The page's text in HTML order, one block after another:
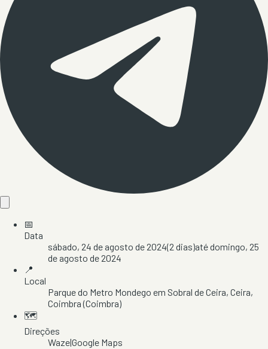
📅
Data
sábado, 24 de agosto de 2024(2 dias)atédomingo, 25
de agosto de 2024
📍
Local
Parque do Metro Mondego em Sobral de Ceira, Ceira,
Coimbra(Coimbra)
🗺️
Direções
Waze|Google Maps